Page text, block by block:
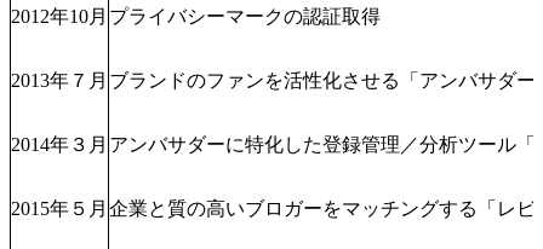
2012年10月 プライバシーマークの認証取得
2013年７月 ブランドのファンを活性化させる「アンバサダ
2014年３月 アンバサダーに特化した登録管理／分析ツール
2015年５月 企業と質の高いブロガーをマッチングする「レビ